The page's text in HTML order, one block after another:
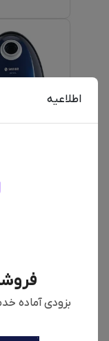
اطلاعیه
بزودی آماده